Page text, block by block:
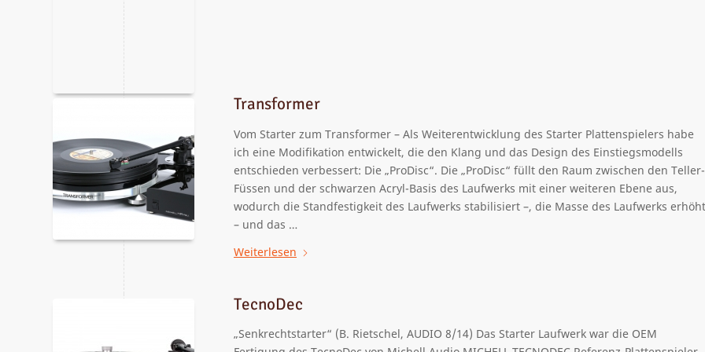
Transformer
Vom Starter zum Transformer – Als Weiterentwicklung des Starter Plattenspielers habe
ich eine Modifikation entwickelt, die den Klang und das Design des Einstiegsmodells
entschieden verbessert: Die „ProDisc“. Die „ProDisc“ füllt den Raum zwischen den Teller-
Füssen und der schwarzen Acryl-Basis des Laufwerks mit einer weiteren Ebene aus,
wodurch die Standfestigkeit des Laufwerks stabilisiert –, die Masse des Laufwerks erhöht
– und das …
Weiterlesen
TecnoDec
„Senkrechtstarter“ (B. Rietschel, AUDIO 8/14) Das Starter Laufwerk war die OEM